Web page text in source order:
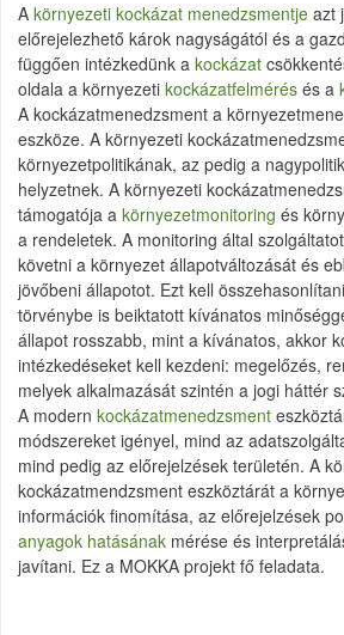
A környezeti kockázat menedzsmentje azt
előrejelezhető károk nagyságától és a
függően intézkedünk a kockázat
oldala a környezeti kockázatfelmérés és a
A kockázatmenedzsment a
eszköze. A környezeti
környezetpolitikának, az pedig a
helyzetnek. A környezeti
támogatója a környezetmonitoring és
a rendeletek. A monitoring által
követni a környezet állapotváltozását és
jövőbeni állapotot. Ezt kell
törvénybe is beiktatott kívánatos
állapot rosszabb, mint a kívánatos, akkor
intézkedéseket kell kezdeni: megelőzés,
melyek alkalmazását szintén a jogi háttér
A modern kockázatmenedzsment
módszereket igényel, mind az
mind pedig az előrejelzések területén. A
kockázatmendzsment eszköztárát a
információk finomítása, az előrejelzések
anyagok hatásának mérése és
javítani. Ez a MOKKA projekt fő feladata.